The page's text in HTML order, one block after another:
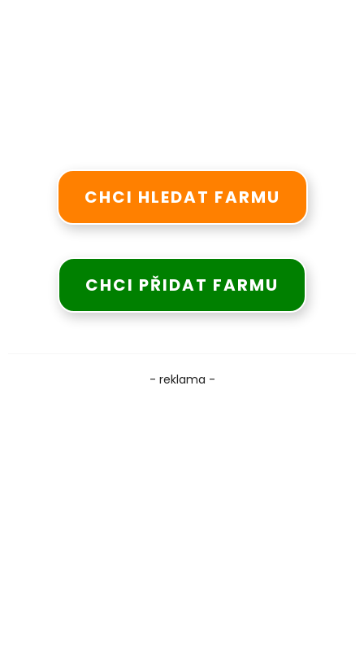
CHCI HLEDAT FARMU
CHCI PŘIDAT FARMU
- reklama -